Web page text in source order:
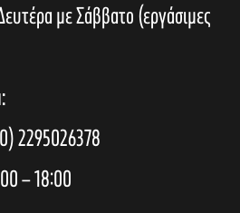
με Σάββατο (εργάσιμες
2295026378
– 18:00